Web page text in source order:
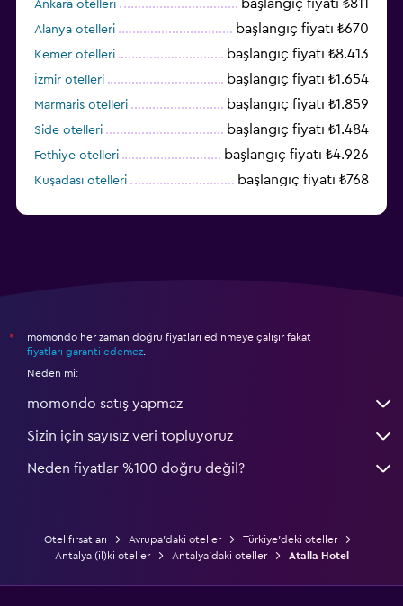
Ankara otelleri başlangıç fiyatı ₺811
Alanya otelleri başlangıç fiyatı ₺670
Kemer otelleri başlangıç fiyatı ₺8.413
İzmir otelleri başlangıç fiyatı ₺1.654
Marmaris otelleri başlangıç fiyatı ₺1.859
Side otelleri başlangıç fiyatı ₺1.484
Fethiye otelleri başlangıç fiyatı ₺4.926
Kuşadası otelleri başlangıç fiyatı ₺768
*
momondo her zaman doğru fiyatları edinmeye çalışır fakat
fiyatları garanti edemez
Neden mi:
momondo satış yapmaz
Sizin için sayısız veri topluyoruz
Neden fiyatlar %100 doğru değil?
Otel fırsatları Avrupa'daki oteller
Türkiye'deki oteller
Antalya (il)ki oteller
Antalya'daki oteller Atalla Hotel